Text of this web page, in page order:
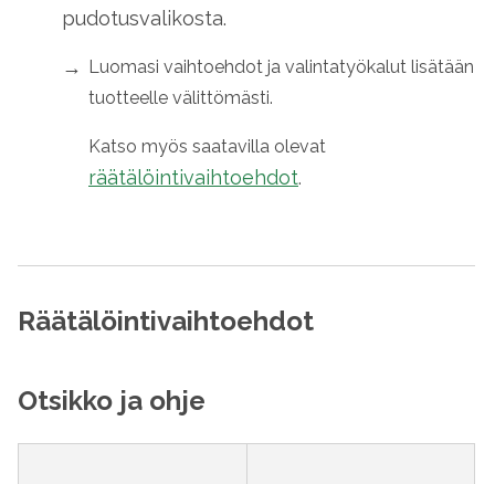
pudotusvalikosta.
Luomasi vaihtoehdot ja valintatyökalut lisätään
tuotteelle välittömästi.
Katso myös saatavilla olevat
räätälöintivaihtoehdot.
Räätälöintivaihtoehdot
Otsikko ja ohje